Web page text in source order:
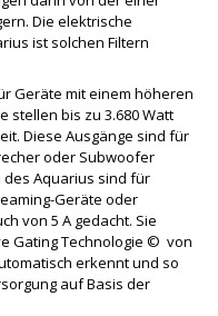
Die elektrische
ist solchen Filtern
Geräte mit einem höheren
stellen bis zu 3.680 Watt
Diese Ausgänge sind für
oder Subwoofer
des Aquarius sind für
Geräte oder
von 5 A gedacht. Sie
Gating Technologie © von
erkennt und so
auf Basis der